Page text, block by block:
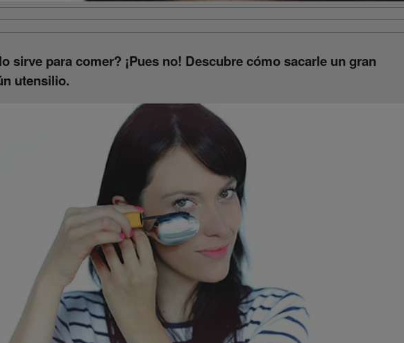
sirve para comer? ¡Pues no! Descubre cómo sacarle un gran
utensilio.